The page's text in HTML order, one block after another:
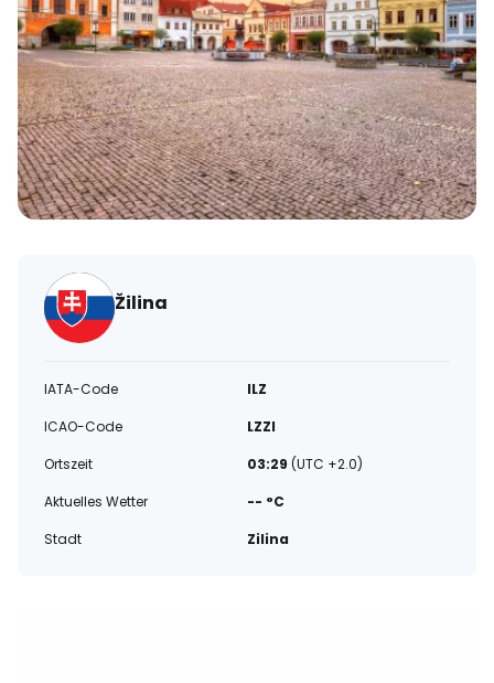
Žilina
IATA-Code
ILZ
ICAO-Code
LZZI
Ortszeit
03:29 (UTC +2.0)
Aktuelles Wetter
-- °C
Stadt
Zilina